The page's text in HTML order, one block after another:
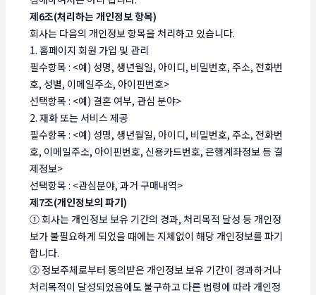
제6조(처리하는 개인정보 항목)
회사는 다음의 개인정보 항목을 처리하고 있습니다.
1. 홈페이지 회원 가입 및 관리
필수항목 : <예) 성명, 생년월일, 아이디, 비밀번호, 주소, 전화번
호, 성별, 이메일주소, 아이핀번호>
선택항목 : <예) 결혼 여부, 관심 분야>
2. 재화 또는 서비스 제공
필수항목 : <예) 성명, 생년월일, 아이디, 비밀번호, 주소, 전화번
호, 이메일주소, 아이핀번호, 신용카드번호, 은행계좌정보 등 결
제정보>
선택항목 : <관심분야, 과거 구매내역>
제7조(개인정보의 파기)
① 회사는 개인정보 보유 기간의 경과, 처리목적 달성 등 개인정
보가 불필요하게 되었을 때에는 지체없이 해당 개인정보를 파기
합니다.
② 정보주체로부터 동의받은 개인정보 보유 기간이 경과하거나
처리목적이 달성되었음에도 불구하고 다른 법령에 따라 개인정